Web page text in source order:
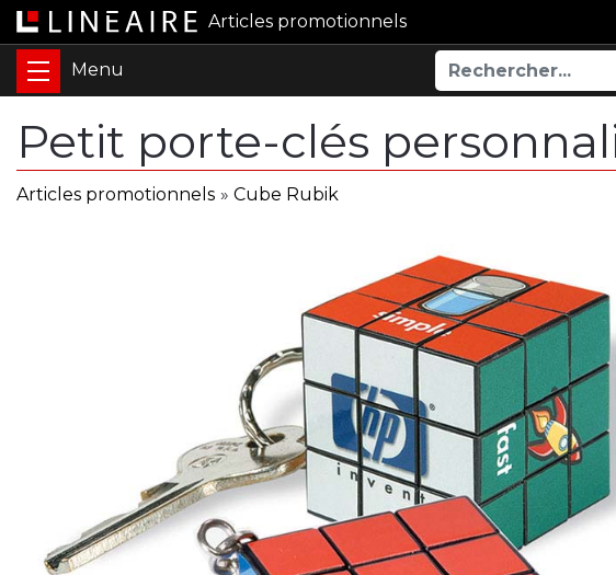
Articles promotionnels
Petit porte-clés
Articles promotionnels » Cube Rubik